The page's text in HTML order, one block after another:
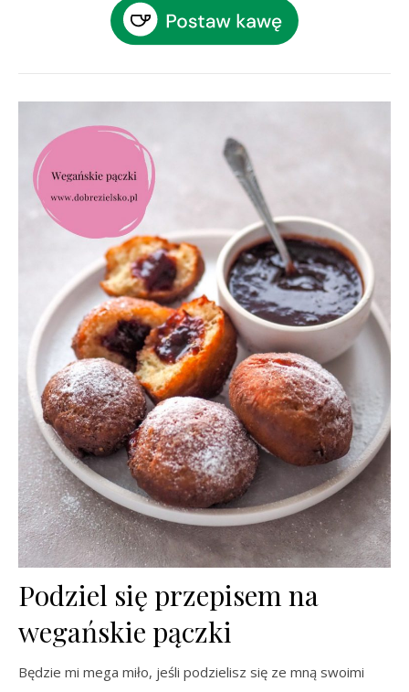
Podziel się przepisem na
wegańskie pączki
Będzie mi mega miło, jeśli podzielisz się ze mną swoimi